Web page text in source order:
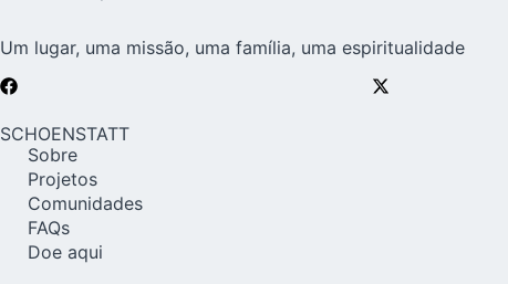
Um lugar, uma missão, uma família, uma espiritualidade
SCHOENSTATT
Sobre
Projetos
Comunidades
FAQs
Doe aqui